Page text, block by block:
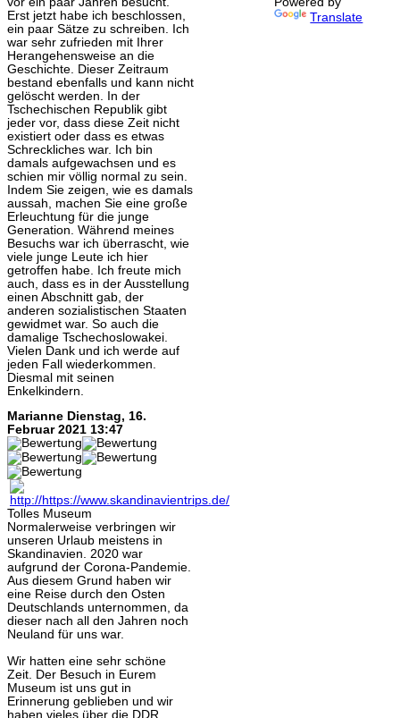
Erst jetzt habe ich beschlossen,
ein paar Sätze zu schreiben. Ich
war sehr zufrieden mit Ihrer
Herangehensweise an die
Geschichte. Dieser Zeitraum
bestand ebenfalls und kann nicht
gelöscht werden. In der
Tschechischen Republik gibt
jeder vor, dass diese Zeit nicht
existiert oder dass es etwas
Schreckliches war. Ich bin
damals aufgewachsen und es
schien mir völlig normal zu sein.
Indem Sie zeigen, wie es damals
aussah, machen Sie eine große
Erleuchtung für die junge
Generation. Während meines
Besuchs war ich überrascht, wie
viele junge Leute ich hier
getroffen habe. Ich freute mich
auch, dass es in der Ausstellung
einen Abschnitt gab, der
anderen sozialistischen Staaten
gewidmet war. So auch die
damalige Tschechoslowakei.
Vielen Dank und ich werde auf
jeden Fall wiederkommen.
Diesmal mit seinen
Enkelkindern.
Marianne Dienstag, 16.
Februar 2021 13:47
Tolles Museum
Normalerweise verbringen wir
unseren Urlaub meistens in
Skandinavien. 2020 war
aufgrund der Corona-Pandemie.
Aus diesem Grund haben wir
eine Reise durch den Osten
Deutschlands unternommen, da
dieser nach all den Jahren noch
Neuland für uns war.
Wir hatten eine sehr schöne
Zeit. Der Besuch in Eurem
Museum ist uns gut in
Erinnerung geblieben und wir
haben vieles über die DDR
Translate